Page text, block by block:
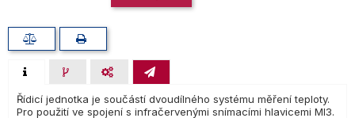
Řídicí jednotka je součástí dvoudílného systému měření teploty.
Pro použití ve spojení s infračervenými snímacími hlavicemi MI3.